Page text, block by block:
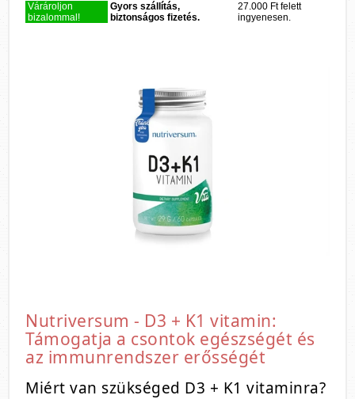
Várároljon
bizalommal!
Gyors szállítás,
biztonságos fizetés.
27.000 Ft felett
ingyenesen.
Nutriversum - D3 + K1 vitamin:
Támogatja a csontok egészségét és
az immunrendszer erősségét
Miért van szükséged D3 + K1 vitaminra?